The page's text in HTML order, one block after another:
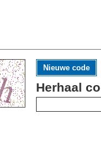
Nieuwe code
Herhaal